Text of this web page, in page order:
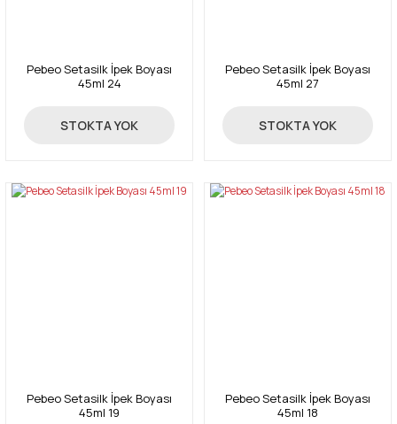
Pebeo Setasilk İpek Boyası
45ml 24
59,50 TL
STOKTA YOK
Pebeo Setasilk İpek Boyası
45ml 27
59,50 TL
STOKTA YOK
Pebeo Setasilk İpek Boyası
45ml 19
Pebeo Setasilk İpek Boyası
45ml 18